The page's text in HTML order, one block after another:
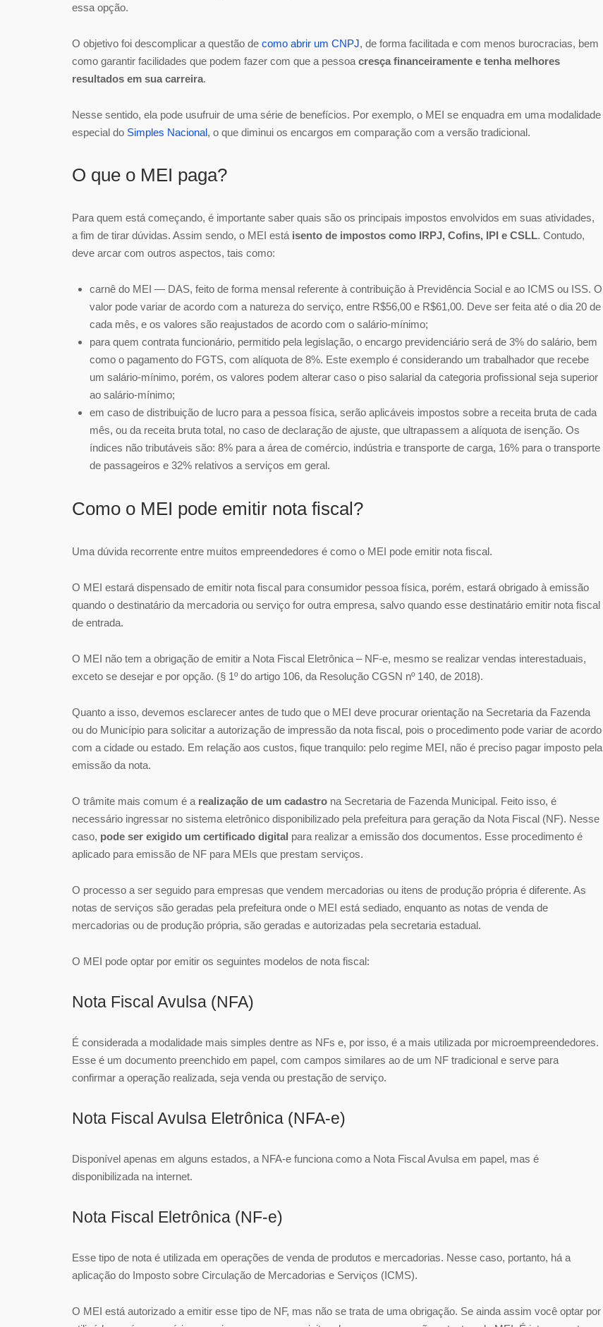
essa opção.
O objetivo foi descomplicar a questão de como abrir um CNPJ, de forma facilitada e com menos burocracias, bem
como garantir facilidades que podem fazer com que a pessoa cresça financeiramente e tenha melhores
resultados em sua carreira.
Nesse sentido, ela pode usufruir de uma série de benefícios. Por exemplo, o MEI se enquadra em uma modalidade
especial do Simples Nacional, o que diminui os encargos em comparação com a versão tradicional.
O que o MEI paga?
Para quem está começando, é importante saber quais são os principais impostos envolvidos em suas atividades,
a fim de tirar dúvidas. Assim sendo, o MEI está isento de impostos como IRPJ, Cofins, IPI e CSLL. Contudo,
deve arcar com outros aspectos, tais como:
carnê do MEI — DAS, feito de forma mensal referente à contribuição à Previdência Social e ao ICMS ou ISS. O
valor pode variar de acordo com a natureza do serviço, entre R$56,00 e R$61,00. Deve ser feita até o dia 20 de
cada mês, e os valores são reajustados de acordo com o salário-mínimo;
para quem contrata funcionário, permitido pela legislação, o encargo previdenciário será de 3% do salário, bem
como o pagamento do FGTS, com alíquota de 8%. Este exemplo é considerando um trabalhador que recebe
um salário-mínimo, porém, os valores podem alterar caso o piso salarial da categoria profissional seja superior
ao salário-mínimo;
em caso de distribuição de lucro para a pessoa física, serão aplicáveis impostos sobre a receita bruta de cada
mês, ou da receita bruta total, no caso de declaração de ajuste, que ultrapassem a alíquota de isenção. Os
índices não tributáveis são: 8% para a área de comércio, indústria e transporte de carga, 16% para o transporte
de passageiros e 32% relativos a serviços em geral.
Como o MEI pode emitir nota fiscal?
Uma dúvida recorrente entre muitos empreendedores é como o MEI pode emitir nota fiscal.
O MEI estará dispensado de emitir nota fiscal para consumidor pessoa física, porém, estará obrigado à emissão
quando o destinatário da mercadoria ou serviço for outra empresa, salvo quando esse destinatário emitir nota fiscal
de entrada.
O MEI não tem a obrigação de emitir a Nota Fiscal Eletrônica – NF-e, mesmo se realizar vendas interestaduais,
exceto se desejar e por opção. (§ 1º do artigo 106, da Resolução CGSN nº 140, de 2018).
Quanto a isso, devemos esclarecer antes de tudo que o MEI deve procurar orientação na Secretaria da Fazenda
ou do Município para solicitar a autorização de impressão da nota fiscal, pois o procedimento pode variar de acordo
com a cidade ou estado. Em relação aos custos, fique tranquilo: pelo regime MEI, não é preciso pagar imposto pela
emissão da nota.
O trâmite mais comum é a realização de um cadastro na Secretaria de Fazenda Municipal. Feito isso, é
necessário ingressar no sistema eletrônico disponibilizado pela prefeitura para geração da Nota Fiscal (NF). Nesse
caso, pode ser exigido um certificado digital para realizar a emissão dos documentos. Esse procedimento é
aplicado para emissão de NF para MEIs que prestam serviços.
O processo a ser seguido para empresas que vendem mercadorias ou itens de produção própria é diferente. As
notas de serviços são geradas pela prefeitura onde o MEI está sediado, enquanto as notas de venda de
mercadorias ou de produção própria, são geradas e autorizadas pela secretaria estadual.
O MEI pode optar por emitir os seguintes modelos de nota fiscal:
Nota Fiscal Avulsa (NFA)
É considerada a modalidade mais simples dentre as NFs e, por isso, é a mais utilizada por microempreendedores.
Esse é um documento preenchido em papel, com campos similares ao de um NF tradicional e serve para
confirmar a operação realizada, seja venda ou prestação de serviço.
Nota Fiscal Avulsa Eletrônica (NFA-e)
Disponível apenas em alguns estados, a NFA-e funciona como a Nota Fiscal Avulsa em papel, mas é
disponibilizada na internet.
Nota Fiscal Eletrônica (NF-e)
Esse tipo de nota é utilizada em operações de venda de produtos e mercadorias. Nesse caso, portanto, há a
aplicação do Imposto sobre Circulação de Mercadorias e Serviços (ICMS).
O MEI está autorizado a emitir esse tipo de NF, mas não se trata de uma obrigação. Se ainda assim você optar por